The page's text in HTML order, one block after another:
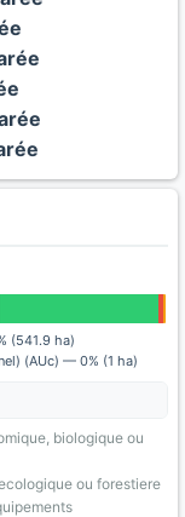
(541.9 ha)
(AUc) — 0% (1 ha)
biologique ou
ou forestiere